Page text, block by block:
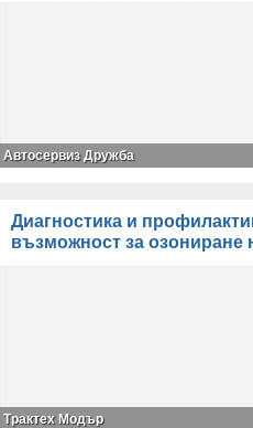
Автосервиз Дружба
Диагностика и
възможност за озониране
Трактех Модър